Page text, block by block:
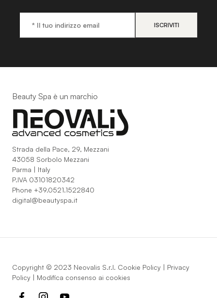
Beauty Spa è un marchio
Strada della Pace, 29, Mezzani
43058 Sorbolo Mezzani
Parma | Italy
P.IVA 03101820342
Phone +39.0521.1522840
digital@beautyspa.it
Copyright © 2023 Neovalis S.r.l. Cookie Policy | Privacy
Policy | Modifica consenso ai cookies
facebookinstagramyoutube